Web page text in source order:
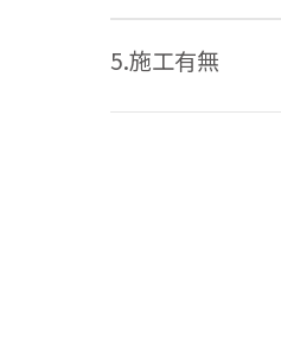
5.施工有無